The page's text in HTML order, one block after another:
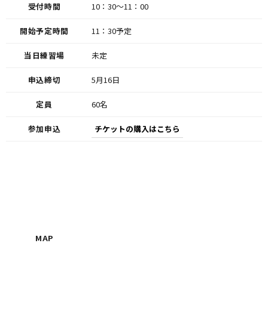
受付時間 10：30～11：00
開始予定時間 11：30予定
当日練習場 未定
申込締切 5月16日
定員 60名
参加申込 チケットの購入はこちら
MAP